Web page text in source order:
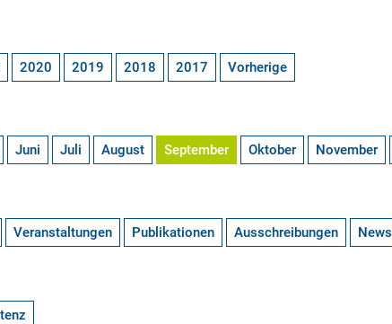
2020 2019 2018 2017 Vorherige
Juni Juli August September Oktober November
Veranstaltungen Publikationen Ausschreibungen News